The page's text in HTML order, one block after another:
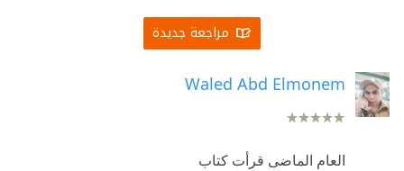
مراجعة جديدة
Waled Abd Elmonem
العام الماضى قرأت كتاب